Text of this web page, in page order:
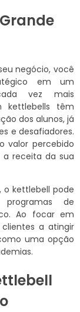
negócio, você
em um
vez mais
kettlebells têm
dos alunos, já
e desafiadores.
valor percebido
a receita da sua
o kettlebell pode
de
Ao focar em
a atingir
uma opção